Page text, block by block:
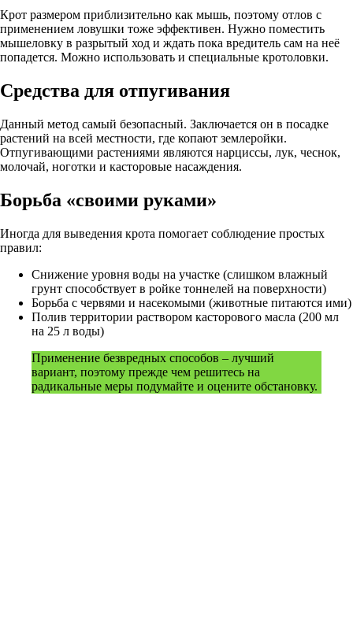
Крот размером приблизительно как мышь, поэтому отлов с
применением ловушки тоже эффективен. Нужно поместить
мышеловку в разрытый ход и ждать пока вредитель сам на неё
попадется. Можно использовать и специальные кротоловки.
Средства для отпугивания
Данный метод самый безопасный. Заключается он в посадке
растений на всей местности, где копают землеройки.
Отпугивающими растениями являются нарциссы, лук, чеснок,
молочай, ноготки и касторовые насаждения.
Борьба «своими руками»
Иногда для выведения крота помогает соблюдение простых
правил:
Снижение уровня воды на участке (слишком влажный
грунт способствует в ройке тоннелей на поверхности)
Борьба с червями и насекомыми (животные питаются ими)
Полив территории раствором касторового масла (200 мл
на 25 л воды)
Применение безвредных способов – лучший
вариант, поэтому прежде чем решитесь на
радикальные меры подумайте и оцените обстановку.